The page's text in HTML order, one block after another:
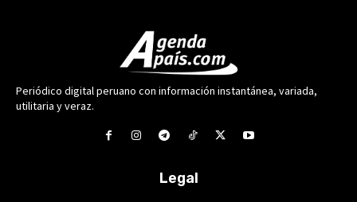
Periódico digital peruano con información instantánea, variada,
utilitaria y veraz.
Legal